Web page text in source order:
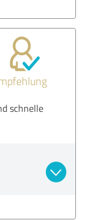
schnelle